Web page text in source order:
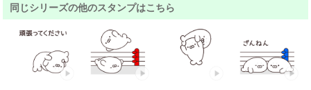
同じシリーズの他のスタンプはこちら